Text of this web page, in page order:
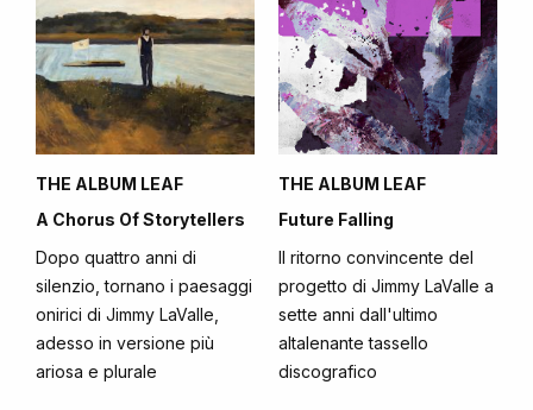
THE ALBUM LEAF
A Chorus Of Storytellers
Dopo quattro anni di
silenzio, tornano i paesaggi
onirici di Jimmy LaValle,
adesso in versione più
ariosa e plurale
THE ALBUM LEAF
Future Falling
Il ritorno convincente del
progetto di Jimmy LaValle a
sette anni dall'ultimo
altalenante tassello
discografico